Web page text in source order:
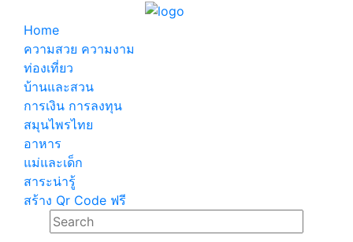
Home
ความสวย ความงาม
ท่องเที่ยว
บ้านและสวน
การเงิน การลงทุน
สมุนไพรไทย
อาหาร
แม่และเด็ก
สาระน่ารู้
สร้าง Qr Code ฟรี